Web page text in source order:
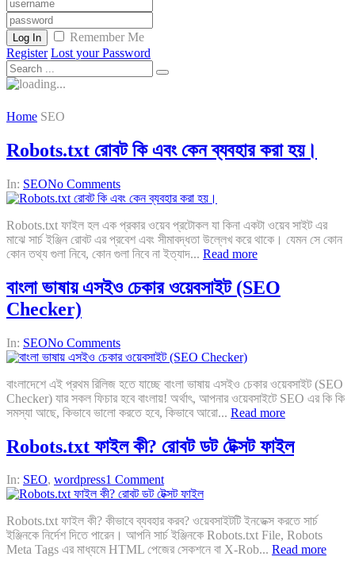
Log In
Remember Me
Register Lost your Password
Home SEO
Robots.txt রোবট কি এবং কেন ব্যবহার করা হয়।
In: SEONo Comments
Robots.txt ফাইল হল এক প্রকার ওয়েব প্রটোকল যা কিনা একটা ওয়েব সাইট এর
মাঝে সার্চ ইঞ্জিন রোবট এর প্রবেশ এবং সীমাবদ্ধতা উল্লেখ করে থাকে। যেমন সে কোন
কোন তথ্য গুলা নিবে, কোন গুলা নিবে না ইত্যাদ... Read more
বাংলা ভাষায় এসইও চেকার ওয়েবসাইট (SEO
Checker)
In: SEONo Comments
বাংলাদেশে এই প্রথম রিলিজ হতে যাচ্ছে বাংলা ভাষায় এসইও চেকার ওয়েবসাইট (SEO
Checker) যার সকল ফিচার হবে বাংলায়! অর্থাৎ, আপনার ওয়েবসাইটে SEO এর কি কি
সমস্যা আছে, কিভাবে ভালো করতে হবে, কিভাবে আরো... Read more
Robots.txt ফাইল কী? রোবট ডট টেক্সট ফাইল
In: SEO, wordpress1 Comment
Robots.txt ফাইল কী? কীভাবে ব্যবহার করব? ওয়েবসাইটটি ইনডেক্স করতে সার্চ
ইঞ্জিনকে নির্দেশ দিতে পারেন। আপনি সার্চ ইঞ্জিনকে Robots.txt File, Robots
Meta Tags এর মাধ্যমে HTML পেজের সেকশনে বা X-Rob... Read more